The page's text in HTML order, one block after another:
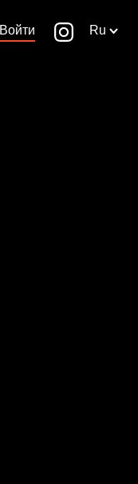
Войти Ru